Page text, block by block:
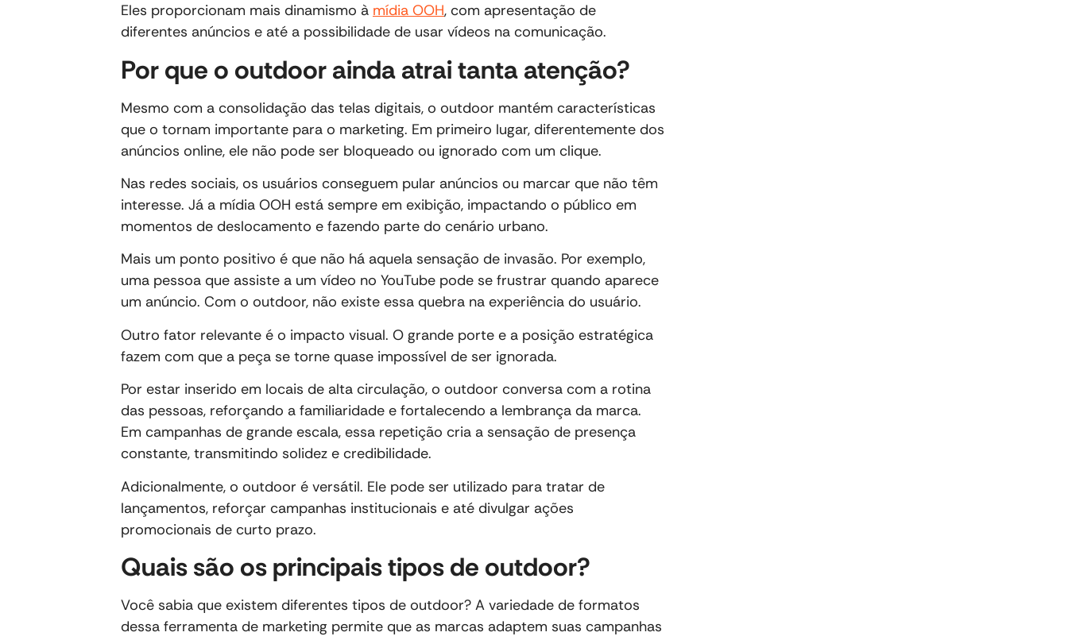
Eles proporcionam mais dinamismo à mídia OOH, com apresentação de
diferentes anúncios e até a possibilidade de usar vídeos na comunicação.
Por que o outdoor ainda atrai tanta atenção?
Mesmo com a consolidação das telas digitais, o outdoor mantém características
que o tornam importante para o marketing. Em primeiro lugar, diferentemente dos
anúncios online, ele não pode ser bloqueado ou ignorado com um clique.
Nas redes sociais, os usuários conseguem pular anúncios ou marcar que não têm
interesse. Já a mídia OOH está sempre em exibição, impactando o público em
momentos de deslocamento e fazendo parte do cenário urbano.
Mais um ponto positivo é que não há aquela sensação de invasão. Por exemplo,
uma pessoa que assiste a um vídeo no YouTube pode se frustrar quando aparece
um anúncio. Com o outdoor, não existe essa quebra na experiência do usuário.
Outro fator relevante é o impacto visual. O grande porte e a posição estratégica
fazem com que a peça se torne quase impossível de ser ignorada.
Por estar inserido em locais de alta circulação, o outdoor conversa com a rotina
das pessoas, reforçando a familiaridade e fortalecendo a lembrança da marca.
Em campanhas de grande escala, essa repetição cria a sensação de presença
constante, transmitindo solidez e credibilidade.
Adicionalmente, o outdoor é versátil. Ele pode ser utilizado para tratar de
lançamentos, reforçar campanhas institucionais e até divulgar ações
promocionais de curto prazo.
Quais são os principais tipos de outdoor?
Você sabia que existem diferentes tipos de outdoor? A variedade de formatos
dessa ferramenta de marketing permite que as marcas adaptem suas campanhas